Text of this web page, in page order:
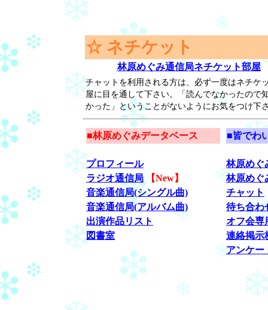
☆ ネチケット
林原めぐみ通信局ネチケット部屋
チャットを利用される方は、必ず一度はネチケ
屋に目を通して下さい。「読んでなかったので
かった」ということがないようにお気をつけ下
■林原めぐみデータベース
プロフィール
ラジオ通信局
【New】
音楽通信局(シングル曲)
音楽通信局(アルバム曲)
出演作品リスト
図書室
■皆でわ
林原めぐ
林原めぐ
チャット
待ち合わ
オフ会専
連絡掲示
アンケー